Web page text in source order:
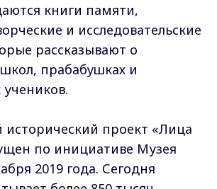
книги памяти,
и исследовательские
рассказывают о
прабабушках и
проект «Лица
по инициативе Музея
2019 года. Сегодня